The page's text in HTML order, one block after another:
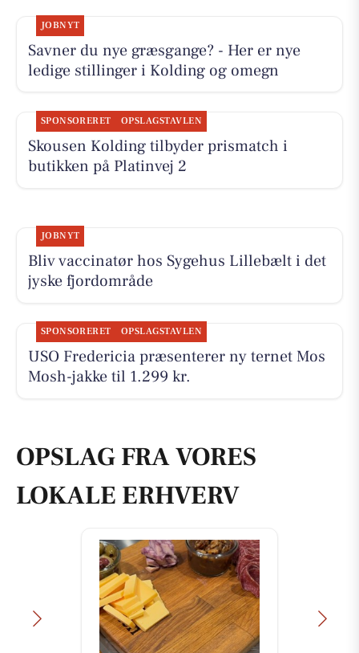
JOBNYT
Savner du nye græsgange? - Her er nye
ledige stillinger i Kolding og omegn
SPONSORERET OPSLAGSTAVLEN
Skousen Kolding tilbyder prismatch i
butikken på Platinvej 2
JOBNYT
Bliv vaccinatør hos Sygehus Lillebælt i det
jyske fjordområde
SPONSORERET OPSLAGSTAVLEN
USO Fredericia præsenterer ny ternet Mos
Mosh-jakke til 1.299 kr.
OPSLAG FRA VORES
LOKALE ERHVERV